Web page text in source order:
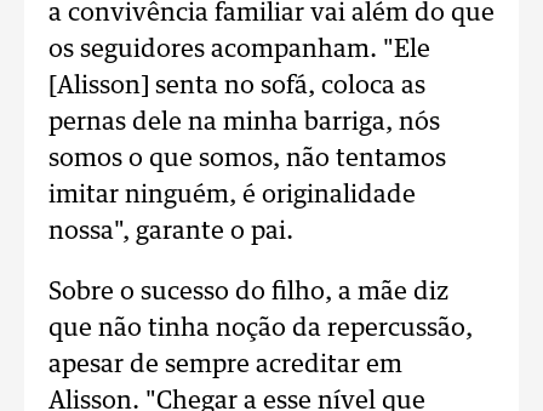
a convivência familiar vai além do que
os seguidores acompanham. "Ele
[Alisson] senta no sofá, coloca as
pernas dele na minha barriga, nós
somos o que somos, não tentamos
imitar ninguém, é originalidade
nossa", garante o pai.
Sobre o sucesso do filho, a mãe diz
que não tinha noção da repercussão,
apesar de sempre acreditar em
Alisson. "Chegar a esse nível que